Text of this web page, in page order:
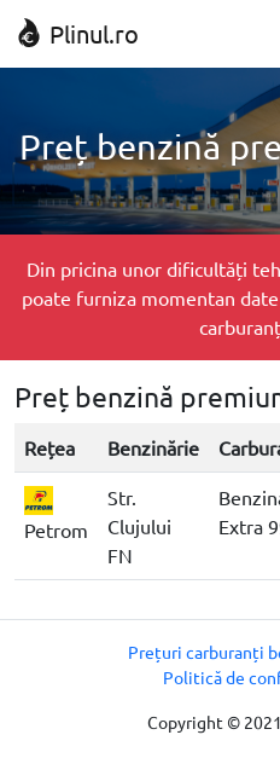
Plinul.ro
Preț benzină
Din pricina unor dificultăți
poate furniza momentan
Preț benzină
Rețea Benzinărie
Petrom
Str.
Clujului
FN
Extra
Copyright ©
Prețuri carburanți
Politică de